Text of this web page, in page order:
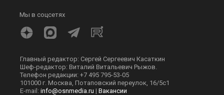
Мы в соцсетях
Главный редактор: Сергей Сергеевич Касаткин
Шеф-редактор: Виталий Витальевич Рыжов.
Телефон редакции: +7 495 795-53-05
101000 г. Москва, Потаповский переулок, 16/5с1
E-mail: info@osnmedia.ru | Вакансии